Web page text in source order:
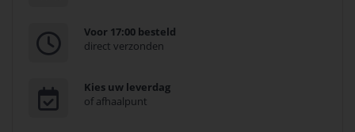
Voor 17:00 besteld
direct verzonden
Kies uw leverdag
of afhaalpunt